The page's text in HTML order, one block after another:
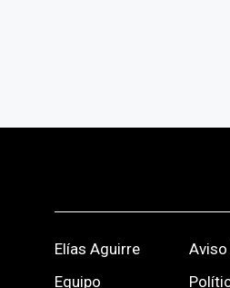
Elías Aguirre
Equipo